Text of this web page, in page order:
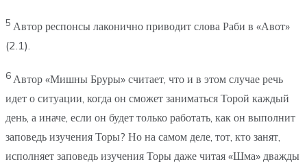
5 Автор респонсы лаконично приводит слова Раби в «Авот»
(2.1).
6Автор «Мишны Бруры» считает, что и в этом случае речь
идет о ситуации, когда он сможет заниматься Торой каждый
день, а иначе, если он будет только работать, как он выполнит
заповедь изучения Торы? Но на самом деле, тот, кто занят,
исполняет заповедь изучения Торы даже читая «Шма» дважды